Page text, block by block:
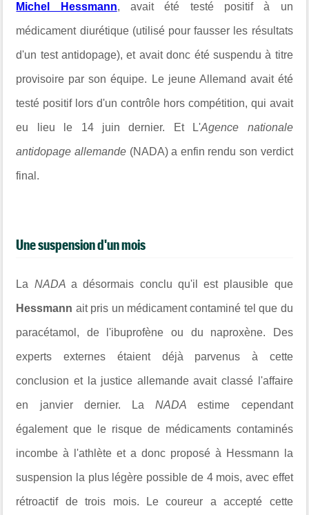
Michel Hessmann, avait été testé positif à un
médicament diurétique (utilisé pour fausser les résultats
d'un test antidopage), et avait donc été suspendu à titre
provisoire par son équipe. Le jeune Allemand avait été
testé positif lors d'un contrôle hors compétition, qui avait
eu lieu le 14 juin dernier. Et L'Agence nationale
antidopage allemande (NADA) a enfin rendu son verdict
final.
Une suspension d'un mois
La NADAa désormais conclu qu'il est plausible que
Hessmann ait pris un médicament contaminé tel que du
paracétamol, de l'ibuprofène ou du naproxène. Des
experts externes étaient déjà parvenus à cette
conclusion et la justice allemande avait classé l'affaire
en janvier dernier. LaNADAestime cependant
également que le risque de médicaments contaminés
incombe à l'athlète et a donc proposé à Hessmann la
suspension la plus légère possible de 4 mois, avec effet
rétroactif de trois mois. Le coureur a accepté cette